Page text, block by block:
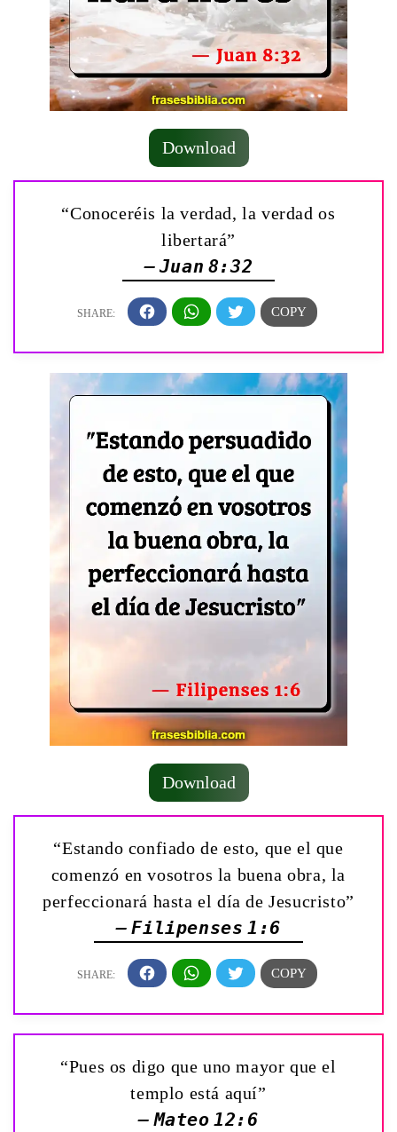
Download
“Conoceréis la verdad, la verdad os
libertará”
— Juan 8:32
Download
“Estando confiado de esto, que el que
comenzó en vosotros la buena obra, la
perfeccionará hasta el día de Jesucristo”
— Filipenses 1:6
“Pues os digo que uno mayor que el
templo está aquí”
— Mateo 12:6